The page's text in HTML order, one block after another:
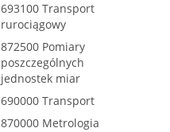
693100 Transport
rurociągowy
872500 Pomiary
poszczególnych
jednostek miar
690000 Transport
870000 Metrologia